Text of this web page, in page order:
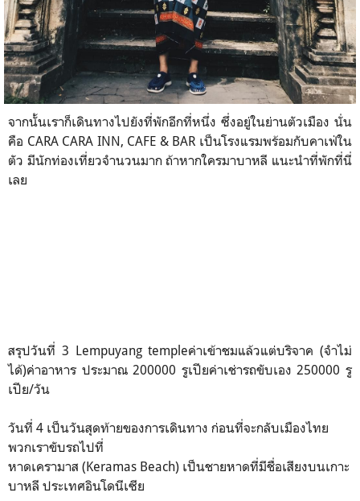
จากนั้นเราก็เดินทางไปยังที่พักอีกที่หนึ่ง ซึ่งอยู่ในย่านตัวเมือง นั่น
คือ CARA CARA INN, CAFE & BAR เป็นโรงแรมพร้อมกับคาเฟ่ใน
ตัว มีนักท่องเที่ยวจำนวนมาก ถ้าหากใครมาบาหลี แนะนำที่พักที่นี่
เลย
สรุปวันที่ 3 Lempuyang templeค่าเข้าชมแล้วแต่บริจาค (จำไม่
ได้)ค่าอาหาร ประมาณ 200000 รูเปียค่าเช่ารถขับเอง 250000 รู
เปีย/วัน
วันที่ 4 เป็นวันสุดท้ายของการเดินทาง ก่อนที่จะกลับเมืองไทย
พวกเราขับรถไปที่
หาดเครามาส (Keramas Beach) เป็นชายหาดที่มีชื่อเสียงบนเกาะ
บาหลี ประเทศอินโดนีเซีย